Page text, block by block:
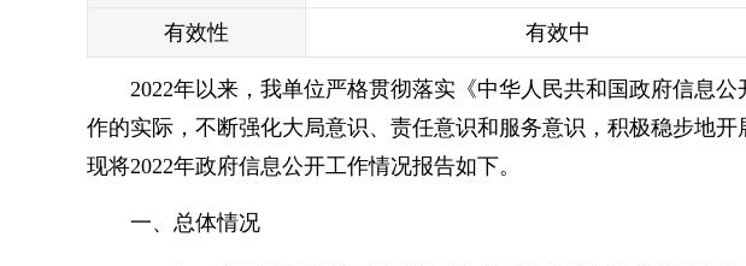
有效性 有效中
2022年以来，我单位严格贯彻落实《中华人民共和国政府信息
作的实际，不断强化大局意识、责任意识和服务意识，积极稳步地
现将2022年政府信息公开工作情况报告如下。
一、总体情况